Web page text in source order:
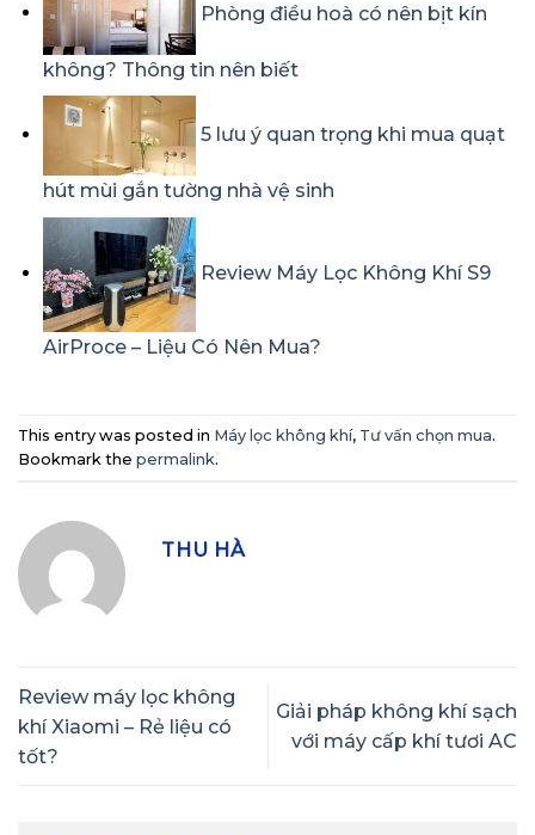
Phòng điều hoà có nên bịt kín
không? Thông tin nên biết
5 lưu ý quan trọng khi mua quạt
hút mùi gắn tường nhà vệ sinh
Review Máy Lọc Không Khí S9
AirProce – Liệu Có Nên Mua?
This entry was posted in Máy lọc không khí, Tư vấn chọn mua.
Bookmark the permalink.
THU HÀ
Review máy lọc không
khí Xiaomi – Rẻ liệu có
tốt?
Giải pháp không khí sạch
với máy cấp khí tươi AC